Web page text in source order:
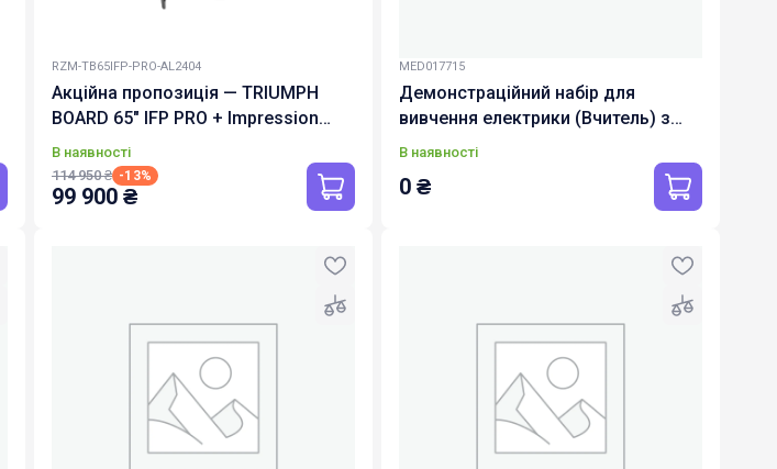
RZM-TB65IFP-PRO-AL2404
Акційна пропозиція — TRIUMPH
BOARD 65" IFP PRO + Impression
Studio AL 2404
В наявності
114 950₴ -13%
99 900 ₴
MED017715
Демонстраційний набір для
вивчення електрики (Вчитель) з
методичним керівництвом
В наявності
0 ₴